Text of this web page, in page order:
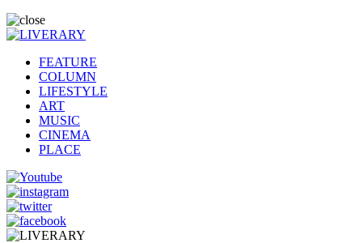
FEATURE
COLUMN
LIFESTYLE
ART
MUSIC
CINEMA
PLACE